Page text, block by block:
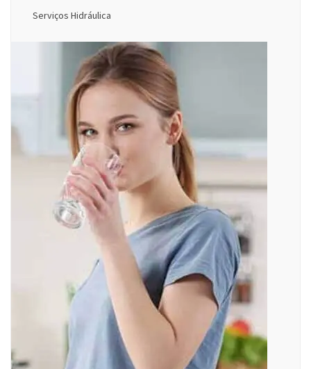
Serviços Hidráulica